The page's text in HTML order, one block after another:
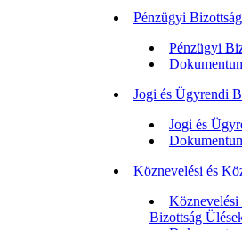
Pénzügyi Bizottság
Pénzügyi
Jogi és Ügyrendi
Jogi és
Köznevelési és
Köznevelési
Bizottság